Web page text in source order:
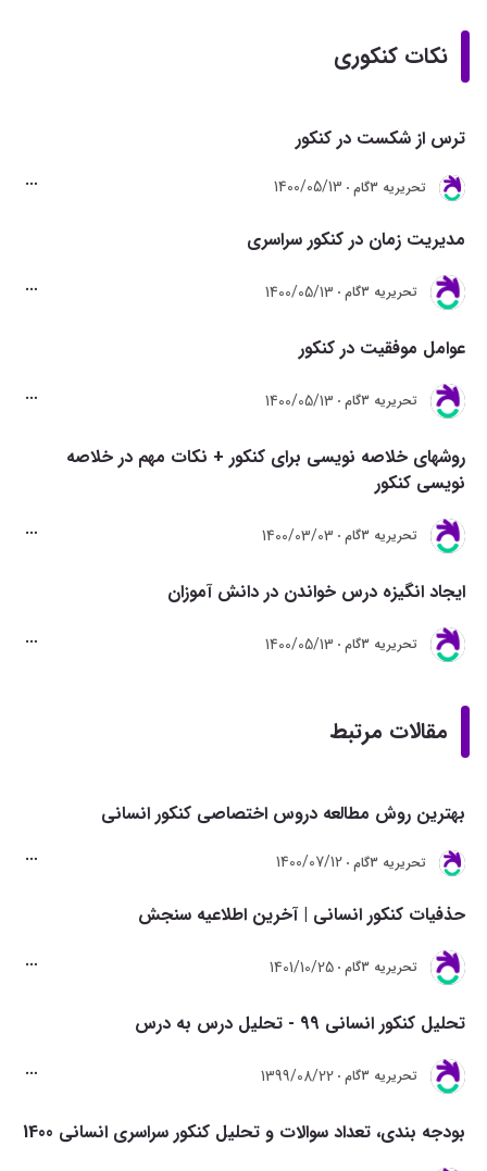
نکات کنکوری
ترس از شکست در کنکور
تحريريه 3گام 1400/05/13
مدیریت زمان در کنکور سراسری
تحريريه 3گام 1400/05/13
عوامل موفقیت در کنکور
تحريريه 3گام 1400/05/13
روشهای خلاصه نویسی برای کنکور + نکات مهم در خلاصه
نویسی کنکور
تحريريه 3گام 1400/03/03
ایجاد انگیزه درس خواندن در دانش آموزان
تحريريه 3گام 1400/05/13
مقالات مرتبط
بهترین روش مطالعه دروس اختصاصی کنکور انسانی
تحريريه 3گام 1400/07/12
حذفیات کنکور انسانی | آخرین اطلاعیه سنجش
تحريريه 3گام 1401/10/25
تحلیل کنکور انسانی 99 - تحلیل درس به درس
تحريريه 3گام 1399/08/22
بودجه بندی، تعداد سوالات و تحلیل کنکور سراسری انسانی 1400